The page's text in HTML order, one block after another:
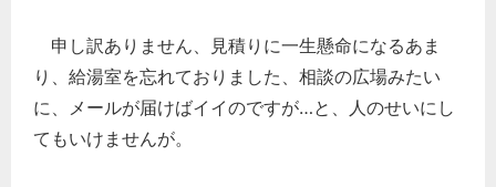
申し訳ありません、見積りに一生懸命になるあま
り、給湯室を忘れておりました、相談の広場みたい
に、メールが届けばイイのですが…と、人のせいにし
てもいけませんが。